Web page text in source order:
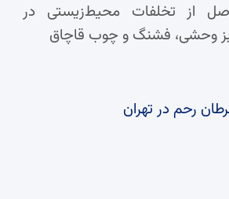
از تخلفات محیط‌زیستی در
بز وحشی، فشنگ و چوب قاچاق
رحم در تهران